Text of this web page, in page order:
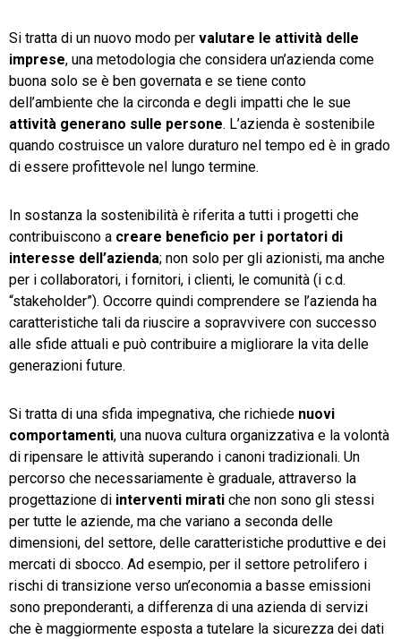
Si tratta di un nuovo modo per valutare le attività delle
imprese, una metodologia che considera un’azienda come
buona solo se è ben governata e se tiene conto
dell’ambiente che la circonda e degli impatti che le sue
attività generano sulle persone. L’azienda è sostenibile
quando costruisce un valore duraturo nel tempo ed è in grado
di essere profittevole nel lungo termine.
In sostanza la sostenibilità è riferita a tutti i progetti che
contribuiscono a creare beneficio per i portatori di
interesse dell’azienda; non solo per gli azionisti, ma anche
per i collaboratori, i fornitori, i clienti, le comunità (i c.d.
“stakeholder”). Occorre quindi comprendere se l’azienda ha
caratteristiche tali da riuscire a sopravvivere con successo
alle sfide attuali e può contribuire a migliorare la vita delle
generazioni future.
Si tratta di una sfida impegnativa, che richiede nuovi
comportamenti, una nuova cultura organizzativa e la volontà
di ripensare le attività superando i canoni tradizionali. Un
percorso che necessariamente è graduale, attraverso la
progettazione di interventi mirati che non sono gli stessi
per tutte le aziende, ma che variano a seconda delle
dimensioni, del settore, delle caratteristiche produttive e dei
mercati di sbocco. Ad esempio, per il settore petrolifero i
rischi di transizione verso un’economia a basse emissioni
sono preponderanti, a differenza di una azienda di servizi
che è maggiormente esposta a tutelare la sicurezza dei dati